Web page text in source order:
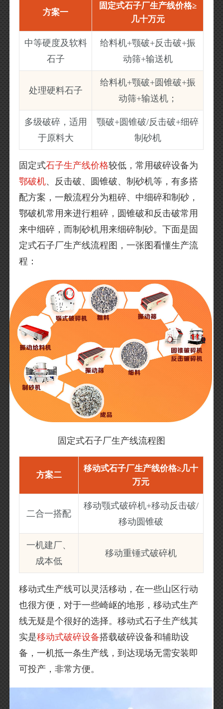
方案一
固定式石子厂生产线价格≥
几十万元
中等硬度及软料
石子
给料机+颚破+反击破+振
动筛+输送机
处理硬料石子
给料机+颚破+圆锥破+振
动筛+输送机；
多级破碎，适用
于原料大
颚破+圆锥破/反击破+细碎
制砂机
固定式石子生产线价格较低，常用破碎设备为
鄂破机、反击破、圆锥破、制砂机等，有多搭
配方案，一般流程分为粗碎、中细碎和制砂，
鄂破机常用来进行粗碎，圆锥破和反击破常用
来中细碎，而制砂机用来细碎制砂。下面是固
定式石子厂生产线流程图，一张图看懂生产流
程：
固定式石子厂生产线流程图
方案二
移动式石子厂生产线价格≥几十
万元
二合一搭配
移动颚式破碎机+移动反击破/
移动圆锥破
一机建厂、
成本低
移动重锤式破碎机
移动式生产线可以灵活移动，在一些山区行动
也很方便，对于一些崎岖的地形，移动式生产
线无疑是个很好的选择。移动式石子生产线其
实是移动式破碎设备搭载破碎设备和辅助设
备，一机抵一条生产线，到达现场无需安装即
可投产，非常方便。